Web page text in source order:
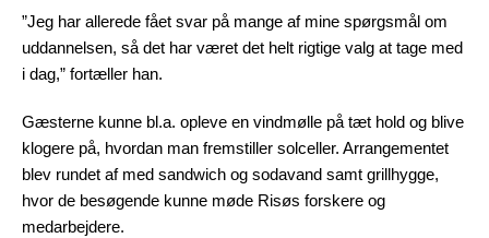
”Jeg har allerede fået svar på mange af mine spørgsmål om
uddannelsen, så det har været det helt rigtige valg at tage med
i dag,” fortæller han.
Gæsterne kunne bl.a. opleve en vindmølle på tæt hold og blive
klogere på, hvordan man fremstiller solceller. Arrangementet
blev rundet af med sandwich og sodavand samt grillhygge,
hvor de besøgende kunne møde Risøs forskere og
medarbejdere.